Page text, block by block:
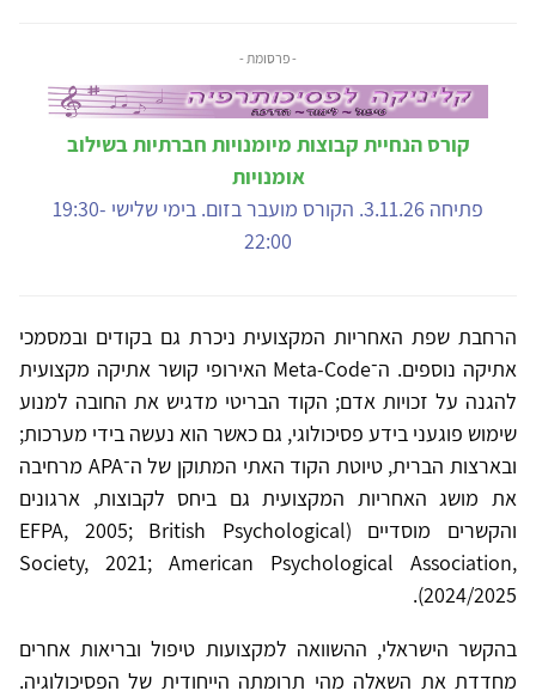
- פרסומת -
קורס הנחיית קבוצות מיומנויות חברתיות בשילוב
אומנויות
פתיחה 3.11.26. הקורס מועבר בזום. בימי שלישי 19:30-
22:00
הרחבת שפת האחריות המקצועית ניכרת גם בקודים ובמסמכי
אתיקה נוספים. ה־Meta-Code האירופי קושר אתיקה מקצועית
להגנה על זכויות אדם; הקוד הבריטי מדגיש את החובה למנוע
שימוש פוגעני בידע פסיכולוגי, גם כאשר הוא נעשה בידי מערכות;
ובארצות הברית, טיוטת הקוד האתי המתוקן של ה־APA מרחיבה
את מושג האחריות המקצועית גם ביחס לקבוצות, ארגונים
והקשרים מוסדיים (EFPA, 2005; British Psychological
Society, 2021; American Psychological Association,
2024/2025).
בהקשר הישראלי, ההשוואה למקצועות טיפול ובריאות אחרים
מחדדת את השאלה מהי תרומתה הייחודית של הפסיכולוגיה.